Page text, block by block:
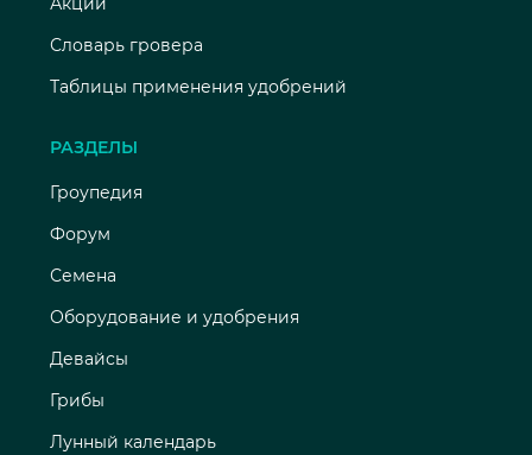
Словарь гровера
Таблицы применения удобрений
РАЗДЕЛЫ
Гроупедия
Форум
Семена
Оборудование и удобрения
Девайсы
Грибы
Лунный календарь